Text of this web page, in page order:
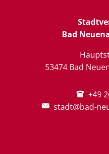
Bad
53474 Bad
+49
stadt@bad-